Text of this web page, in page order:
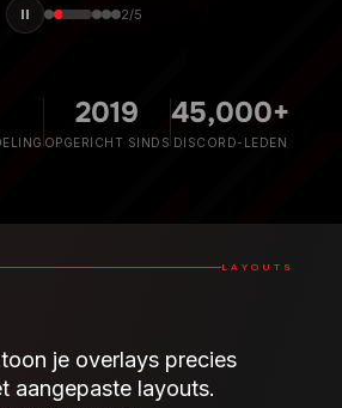
3/5
2019
OPGERICHT SINDS
45,000+
DISCORD-LEDEN
LAYOUTS
je overlays precies
aangepaste layouts.